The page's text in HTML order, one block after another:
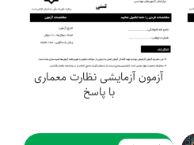
آزمون آزمایشی نظارت معماری
با پاسخ